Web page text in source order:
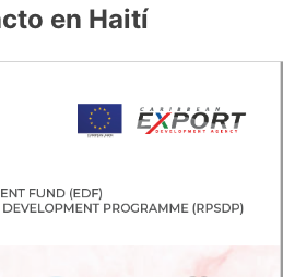
en Haití